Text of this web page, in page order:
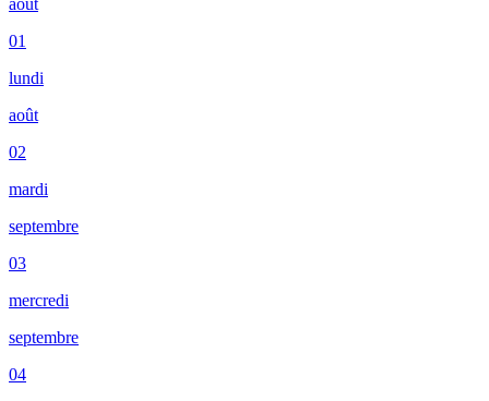
août
01
lundi
août
02
mardi
septembre
03
mercredi
septembre
04